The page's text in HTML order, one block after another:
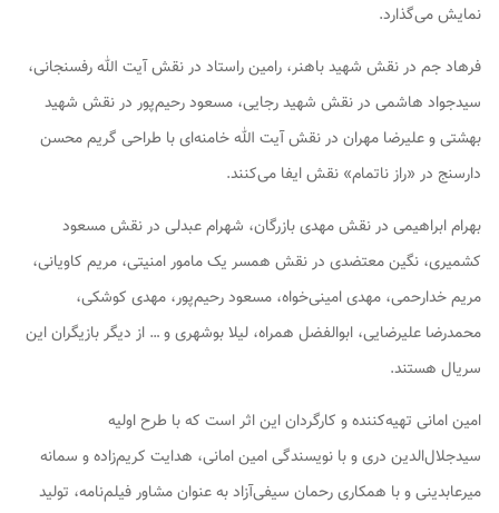
نمایش می‌گذارد.
فرهاد جم در نقش شهید باهنر، رامین راستاد در نقش آیت الله رفسنجانی،
سیدجواد هاشمی در نقش شهید رجایی، مسعود رحیم‌پور در نقش شهید
بهشتی و علیرضا مهران در نقش آیت الله خامنه‌ای با طراحی گریم محسن
دارسنج در «راز ناتمام» نقش ایفا می‌کنند.
بهرام ابراهیمی در نقش مهدی بازرگان، شهرام عبدلی در نقش مسعود
کشمیری، نگین معتضدی در نقش همسر یک مامور امنیتی، مریم کاویانی،
مریم خدارحمی، مهدی امینی‌خواه، مسعود رحیم‌پور، مهدی کوشکی،
محمدرضا علیرضایی، ابوالفضل همراه، لیلا بوشهری و … از دیگر بازیگران این
سریال هستند.
امین امانی تهیه‌کننده و کارگردان این اثر است که با طرح اولیه
سیدجلال‌الدین دری و با نویسندگی امین امانی، هدایت کریم‌زاده و سمانه
میرعابدینی و با همکاری رحمان سیفی‌آزاد به عنوان مشاور فیلم‌نامه، تولید